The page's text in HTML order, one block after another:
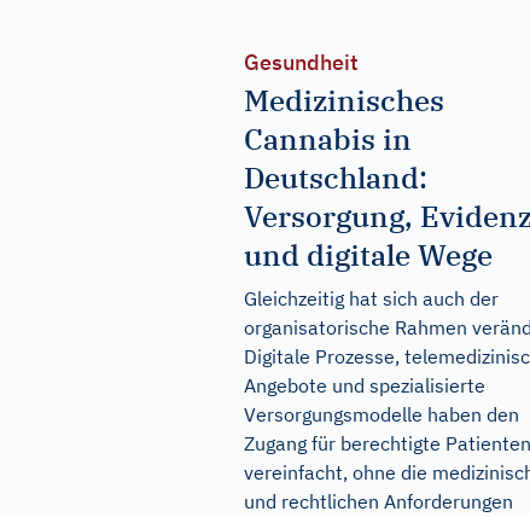
Gesundheit
Medizinisches
Cannabis in
Deutschland:
Versorgung,
und digitale Wege
Gleichzeitig hat sich auch der
organisatorische Rahmen
Digitale Prozesse,
Angebote und spezialisierte
Versorgungsmodelle haben den
Zugang für berechtigte Patienten
vereinfacht, ohne die
und rechtlichen Anforderungen